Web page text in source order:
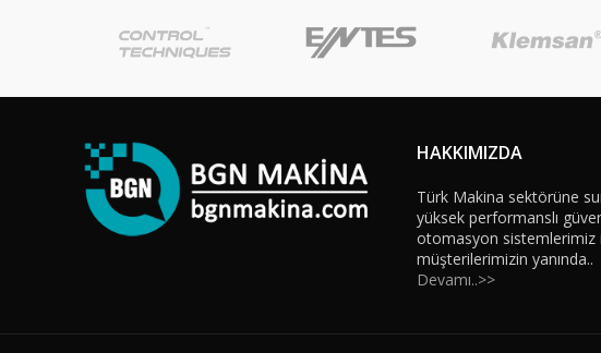
HAKKIMIZDA
Türk Makina sektörüne
yüksek performanslı
otomasyon sistemlerimiz
müşterilerimizin yanında..
Devamı..>>